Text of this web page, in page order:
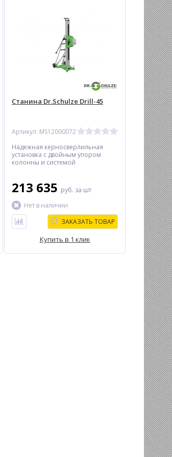
Станина Dr.Schulze Drill-45
Артикул: MS12000072
Надежная керносверлильная
установка с двойным упором
колонны и системой
для сверления отверстий
диаметром до 500 мм в легком
бетоне и кирпиче и до 450 мм в
сильноармированном бетоне.
213 635 руб. за шт
Нет в наличии
ЗАКАЗАТЬ ТОВАР
Купить в 1 клик